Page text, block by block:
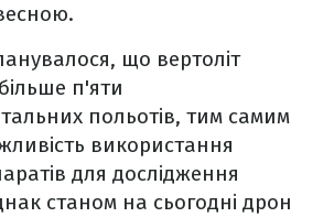
що вертоліт
п'яти
польотів, тим самим
використання
для дослідження
станом на сьогодні дрон